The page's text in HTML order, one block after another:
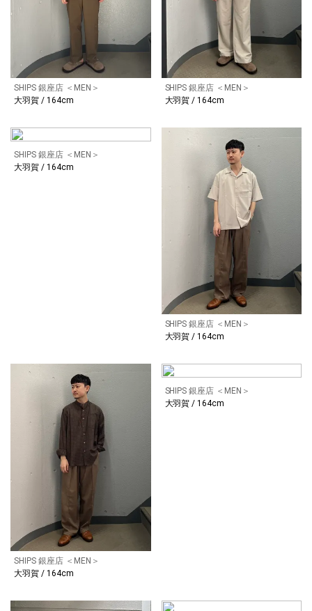
SHIPS 銀座店 ＜MEN＞
大羽賀 / 164cm
SHIPS 銀座店 ＜MEN＞
大羽賀 / 164cm
SHIPS 銀座店 ＜MEN＞
大羽賀 / 164cm
SHIPS 銀座店 ＜MEN＞
大羽賀 / 164cm
SHIPS 銀座店 ＜MEN＞
大羽賀 / 164cm
SHIPS 銀座店 ＜MEN＞
大羽賀 / 164cm